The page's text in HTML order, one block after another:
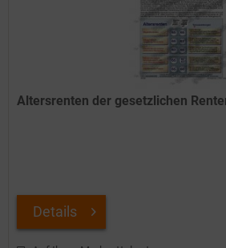
Altersrenten der gesetzlichen
Details